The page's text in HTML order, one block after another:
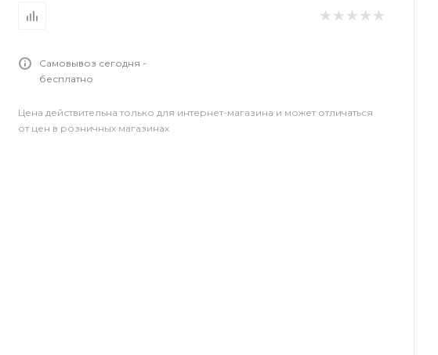
Самовывоз сегодня -
бесплатно
Цена действительна только для интернет-магазина и может отличаться
от цен в розничных магазинах